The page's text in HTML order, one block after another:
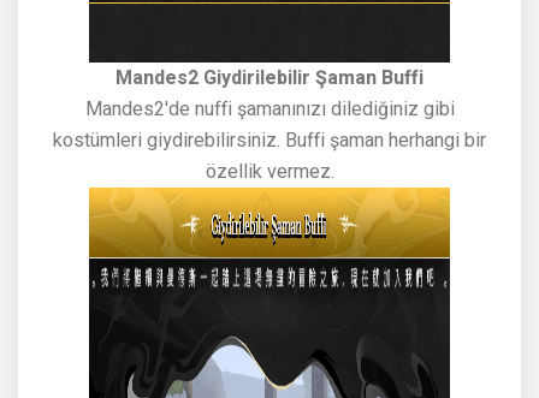
Mandes2 Giydirilebilir Şaman Buffi
Mandes2'de nuffi şamanınızı dilediğiniz gibi
kostümleri giydirebilirsiniz. Buffi şaman herhangi bir
özellik vermez.